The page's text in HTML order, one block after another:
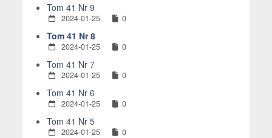
Tom 41 Nr 9
2024-01-25 0
Tom 41 Nr 8
2024-01-25 0
Tom 41 Nr 7
2024-01-25 0
Tom 41 Nr 6
2024-01-25 0
Tom 41 Nr 5
2024-01-25 0